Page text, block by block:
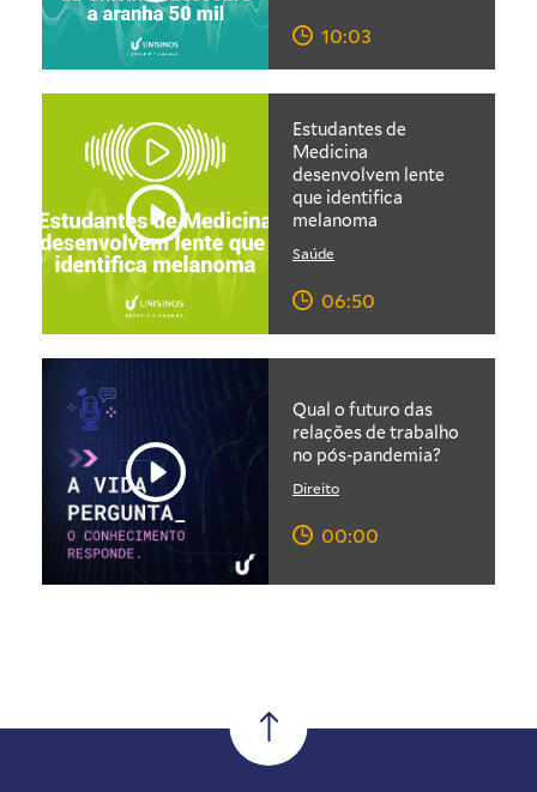
10:03
Estudantes de
Medicina
desenvolvem lente
que identifica
melanoma
Saúde
06:50
Qual o futuro das
relações de trabalho
no pós-pandemia?
Direito
00:00